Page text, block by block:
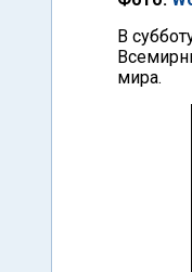
В
мира.